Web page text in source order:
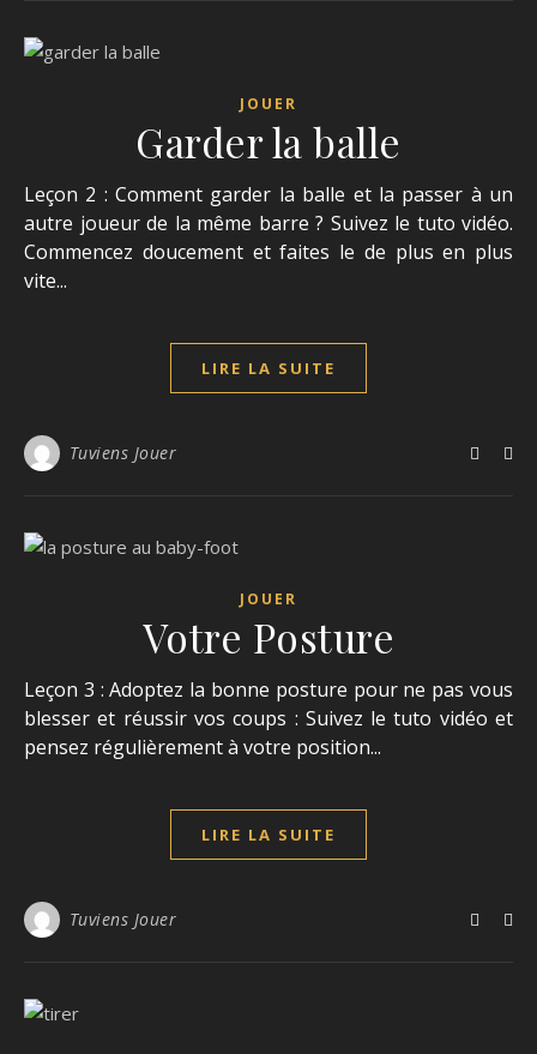
JOUER
Garder la balle
Leçon 2 : Comment garder la balle et la passer à un
autre joueur de la même barre ? Suivez le tuto vidéo.
Commencez doucement et faites le de plus en plus
vite...
LIRE LA SUITE
Tuviens Jouer
JOUER
Votre Posture
Leçon 3 : Adoptez la bonne posture pour ne pas vous
blesser et réussir vos coups : Suivez le tuto vidéo et
pensez régulièrement à votre position...
LIRE LA SUITE
Tuviens Jouer